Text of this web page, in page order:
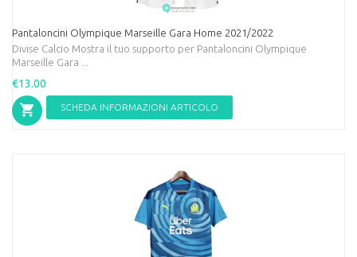
Pantaloncini Olympique Marseille Gara Home 2021/2022
Divise Calcio Mostra il tuo supporto per Pantaloncini Olympique
Marseille Gara ...
€13.00
SCHEDA INFORMAZIONI ARTICOLO